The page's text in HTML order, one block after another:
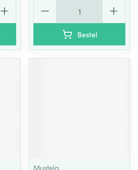
Bestel
Mustela